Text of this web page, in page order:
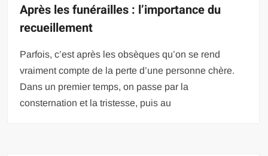
Après les funérailles : l’importance du
recueillement
Parfois, c’est après les obsèques qu’on se rend
vraiment compte de la perte d’une personne chère.
Dans un premier temps, on passe par la
consternation et la tristesse, puis au